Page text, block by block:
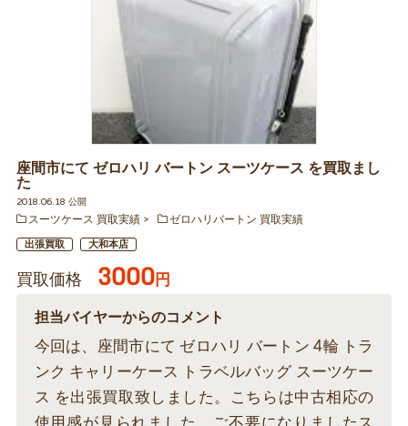
座間市にて ゼロハリ バートン スーツケース を買取まし
た
2018.06.18 公開
スーツケース 買取実績
ゼロハリバートン 買取実績
出張買取 大和本店
買取価格 3000円
担当バイヤーからのコメント
今回は、座間市にて ゼロハリ バートン 4輪 トラ
ンク キャリーケース トラベルバッグ スーツケー
ス を出張買取致しました。こちらは中古相応の